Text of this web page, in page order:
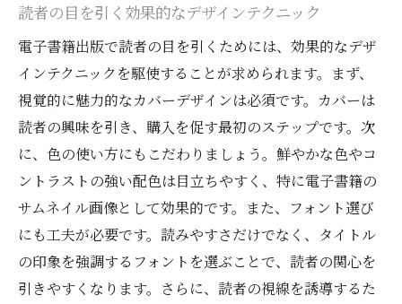
読者の目を引く効果的なデザインテクニック
電子書籍出版で読者の目を引くためには、効果的なデザ
インテクニックを駆使することが求められます。まず、
視覚的に魅力的なカバーデザインは必須です。カバーは
読者の興味を引き、購入を促す最初のステップです。次
に、色の使い方にもこだわりましょう。鮮やかな色やコ
ントラストの強い配色は目立ちやすく、特に電子書籍の
サムネイル画像として効果的です。また、フォント選び
にも工夫が必要です。読みやすさだけでなく、タイトル
の印象を強調するフォントを選ぶことで、読者の関心を
引きやすくなります。さらに、読者の視線を誘導するた